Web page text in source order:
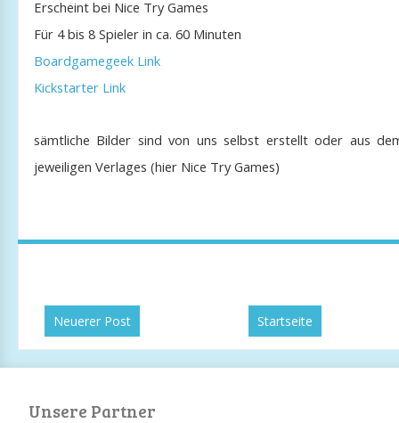
Erscheint bei Nice Try Games
Für 4 bis 8 Spieler in ca. 60 Minuten
Boardgamegeek Link
Kickstarter Link
sämtliche Bilder sind von uns selbst erstellt oder aus
jeweiligen Verlages (hier Nice Try Games)
Neuerer Post Startseite
Unsere Partner